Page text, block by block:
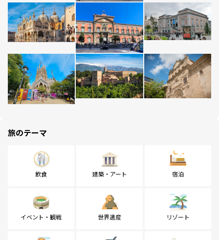
旅のテーマ
飲食 建築・アート 宿泊
イベント・観戦 世界遺産 リゾート